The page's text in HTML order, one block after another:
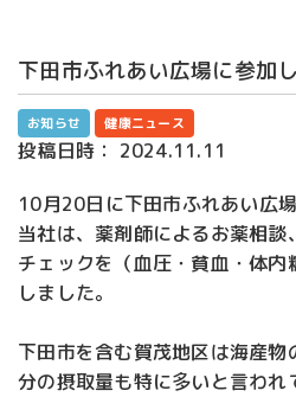
下田市ふれあい広場に参加
お知らせ 健康ニュース
投稿日時： 2024.11.11
10月20日に下田市ふれあい広
当社は、薬剤師によるお薬相
チェックを（血圧・貧血・体内
しました。
下田市を含む賀茂地区は海産
分の摂取量も特に多いと言われ